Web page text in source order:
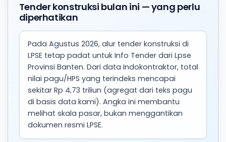
Tender konstruksi bulan ini — yang perlu
diperhatikan
Pada Agustus 2026, alur tender konstruksi di
LPSE tetap padat untuk Info Tender dari Lpse
Provinsi Banten. Dari data Indokontraktor, total
nilai pagu/HPS yang terindeks mencapai
sekitar Rp 4,73 triliun (agregat dari teks pagu
di basis data kami). Angka ini membantu
melihat skala pasar, bukan menggantikan
dokumen resmi LPSE.